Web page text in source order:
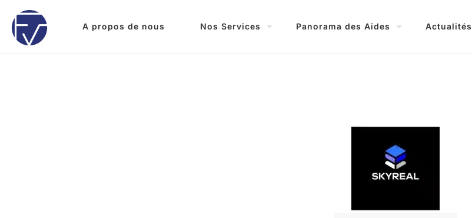
A propos de nous Nos Services Panorama des Aides Actualités